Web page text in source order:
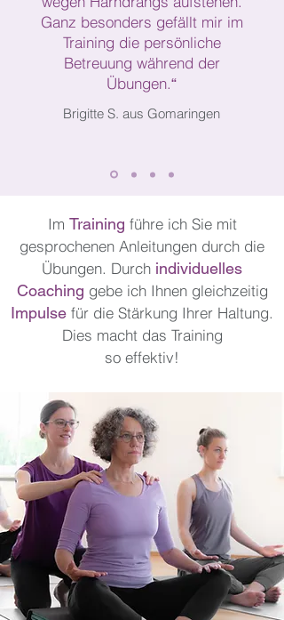
Ganz besonders gefällt mir im
Training die persönliche
Betreuung während der
Übungen.“
Brigitte S. aus Gomaringen
Im Training führe ich Sie mit
gesprochenen Anleitungen durch die
Übungen. Durch individuelles
Coaching gebe ich Ihnen gleichzeitig
Impulse für die Stärkung Ihrer Haltung.
Dies macht das Training
so effektiv!